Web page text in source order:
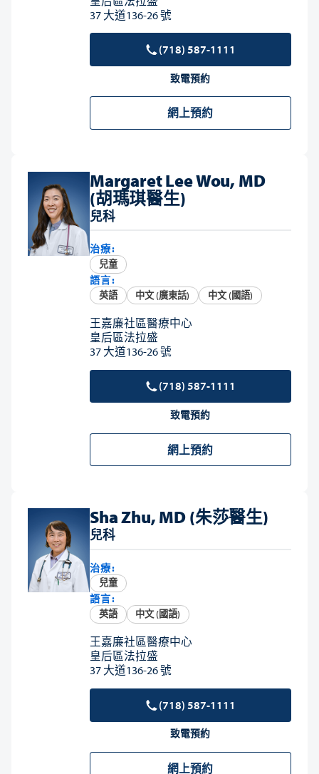
37 大道136-26 號
(718) 587-1111
致電預約
網上預約
Margaret Lee Wou, MD
(胡瑪琪醫生)
兒科
治療:
兒童
語言:
英語 中文 (廣東話) 中文 (國語)
王嘉廉社區醫療中心
皇后區法拉盛
37 大道136-26 號
(718) 587-1111
致電預約
網上預約
Sha Zhu, MD (朱莎醫生)
兒科
治療:
兒童
語言:
英語 中文 (國語)
王嘉廉社區醫療中心
皇后區法拉盛
37 大道136-26 號
(718) 587-1111
致電預約
網上預約